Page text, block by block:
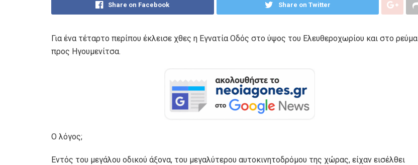
Share on Facebook Share on Twitter
Για ένα τέταρτο περίπου έκλεισε χθες η Εγνατία Οδός στο ύψος του Ελευθεροχωρίου και στο ρεύμα
προς Ηγουμενίτσα.
Ο λόγος;
Εντός του μεγάλου οδικού άξονα, του μεγαλύτερου αυτοκινητοδρόμου της χώρας, είχαν εισέλθει